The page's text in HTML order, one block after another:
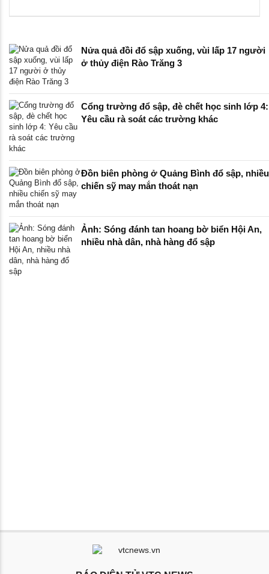
Nửa quả đồi đổ sập xuống, vùi lấp 17 người
ở thủy điện Rào Trăng 3
Cổng trường đổ sập, đè chết học sinh lớp 4:
Yêu cầu rà soát các trường khác
Đồn biên phòng ở Quảng Bình đổ sập, nhiều
chiến sỹ may mắn thoát nạn
Ảnh: Sóng đánh tan hoang bờ biển Hội An,
nhiều nhà dân, nhà hàng đổ sập